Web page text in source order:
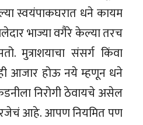
स्वयंपाकघरात धने कायम
भाज्या वगैरे केल्या तरच
मुत्राशयाचा संसर्ग किंवा
आजार होऊ नये म्हणून धने
निरोगी ठेवायचे असेल
आहे. आपण नियमित पण